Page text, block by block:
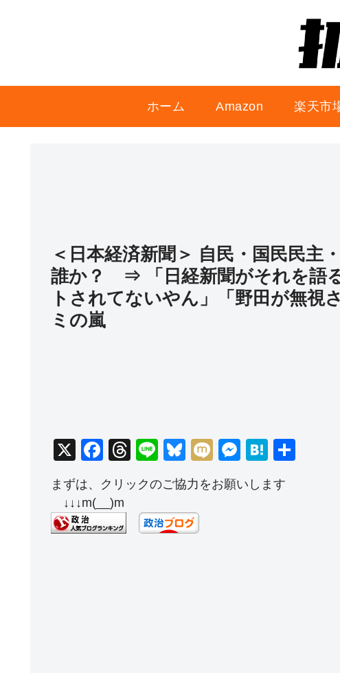
ホーム Amazon 楽天市
＜日本経済新聞＞ 自民・国民民主
誰か？ ⇒ 「日経新聞がそれを語
トされてないやん」「野田が無視
ミの嵐
X
F
c
e
b
T
e
a
d
Li
e
Bl
u
e
sk
y
M
M
ss
H
e
まずは、クリックのご協力をお願いします
↓↓↓m(__)m